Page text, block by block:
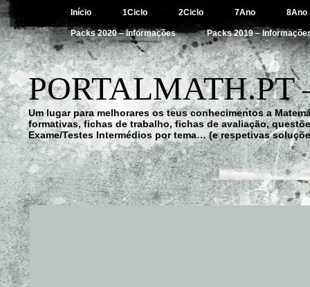
Início 1Ciclo 2Ciclo 7Ano 8Ano
Packs 2020 – Informações Packs 2019 –
Um lugar para melhorares os teus conhecimentos a
formativas, fichas de trabalho, fichas de avaliação,
Exame/Testes Intermédios por tema… (e respetivas